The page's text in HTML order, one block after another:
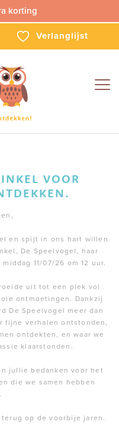
korting
Verlanglijst
VOOR
en spijt in ons hart willen
De Speelvogel, haar
11/07/26 om 12 uur.
uit tot een plek vol
ontmoetingen. Dankzij
De Speelvogel meer dan
fijne verhalen ontstonden,
ontdekten, en waar we
klaarstonden.
jullie bedanken voor het
die we samen hebben
op de voorbije jaren.